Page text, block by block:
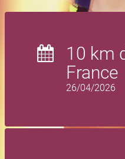
10 km
France
26/04/2026